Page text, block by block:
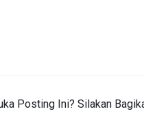
Posting Ini? Silakan